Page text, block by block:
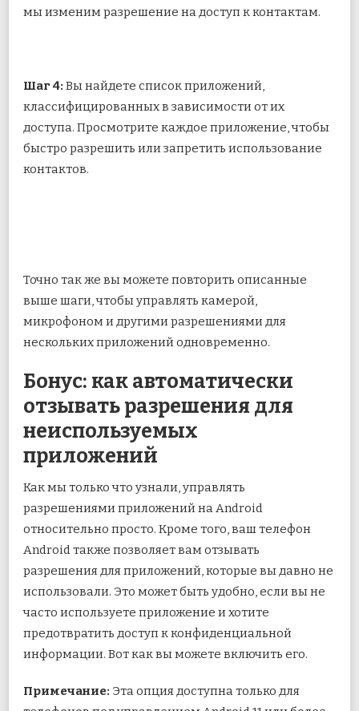
мы изменим разрешение на доступ к контактам.
Шаг 4: Вы найдете список приложений,
классифицированных в зависимости от их
доступа. Просмотрите каждое приложение, чтобы
быстро разрешить или запретить использование
контактов.
Точно так же вы можете повторить описанные
выше шаги, чтобы управлять камерой,
микрофоном и другими разрешениями для
нескольких приложений одновременно.
Бонус: как автоматически
отзывать разрешения для
неиспользуемых
приложений
Как мы только что узнали, управлять
разрешениями приложений на Android
относительно просто. Кроме того, ваш телефон
Android также позволяет вам отзывать
разрешения для приложений, которые вы давно не
использовали. Это может быть удобно, если вы не
часто используете приложение и хотите
предотвратить доступ к конфиденциальной
информации. Вот как вы можете включить его.
Примечание: Эта опция доступна только для